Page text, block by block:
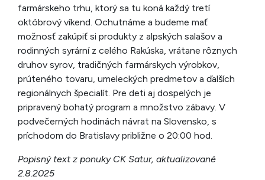
farmárskeho trhu, ktorý sa tu koná každý tretí
októbrový víkend. Ochutnáme a budeme mať
možnosť zakúpiť si produkty z alpských salašov a
rodinných syrární z celého Rakúska, vrátane rôznych
druhov syrov, tradičných farmárskych výrobkov,
prúteného tovaru, umeleckých predmetov a ďalších
regionálnych špecialít. Pre deti aj dospelých je
pripravený bohatý program a množstvo zábavy. V
podvečerných hodinách návrat na Slovensko, s
príchodom do Bratislavy približne o 20:00 hod.
Popisný text z ponuky CK Satur, aktualizované
2.8.2025